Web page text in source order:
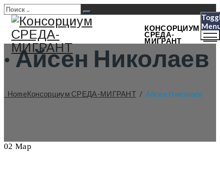
КОНСОРЦИУМ
СРЕДА-
МИГРАНТ
·Айсен Николаев
HomeКонсорциум СРЕДА-МИГРАНТ / Айсен Николаев
02 Мар